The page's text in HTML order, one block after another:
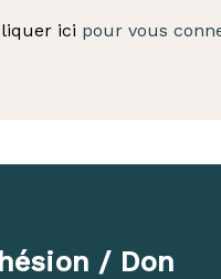
ici pour vous
/ Don